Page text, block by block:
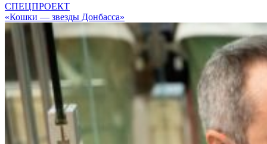
СПЕЦПРОЕКТ
«Кошки — звезды Донбасса»